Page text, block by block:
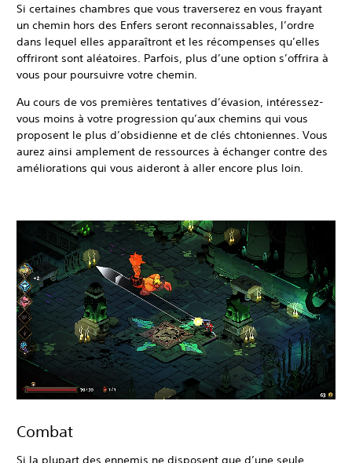
Si certaines chambres que vous traverserez en vous frayant
un chemin hors des Enfers seront reconnaissables, l’ordre
dans lequel elles apparaîtront et les récompenses qu’elles
offriront sont aléatoires. Parfois, plus d’une option s’offrira à
vous pour poursuivre votre chemin.
Au cours de vos premières tentatives d’évasion, intéressez-
vous moins à votre progression qu’aux chemins qui vous
proposent le plus d’obsidienne et de clés chtoniennes. Vous
aurez ainsi amplement de ressources à échanger contre des
améliorations qui vous aideront à aller encore plus loin.
Combat
Si la plupart des ennemis ne disposent que d’une seule